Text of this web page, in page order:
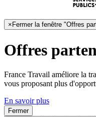
× Fermer la fenêtre "Offres
Offres
France Travail améliore la
vous proposant plus
En savoir plus
Fermer